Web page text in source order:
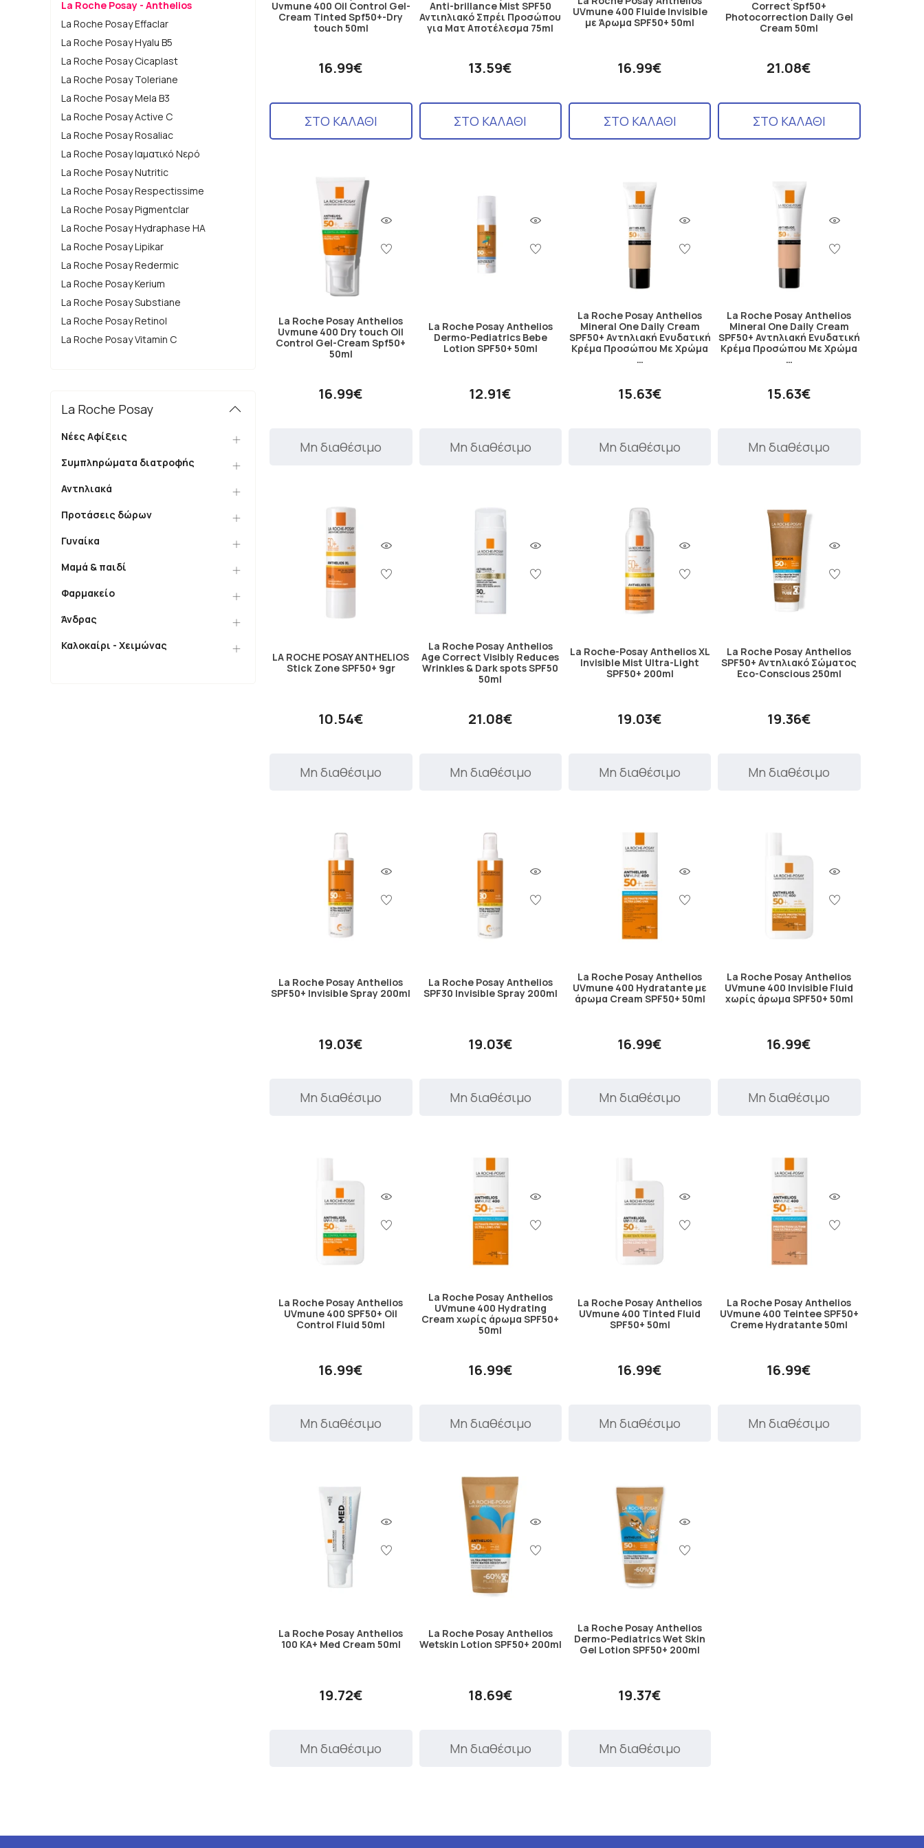
La Roche Posay - Anthelios
La Roche Posay Effaclar
La Roche Posay Hyalu B5
La Roche Posay Cicaplast
La Roche Posay Toleriane
La Roche Posay Mela B3
La Roche Posay Active C
La Roche Posay Rosaliac
La Roche Posay Ιαματικό Νερό
La Roche Posay Nutritic
La Roche Posay Respectissime
La Roche Posay Pigmentclar
La Roche Posay Hydraphase HA
La Roche Posay Lipikar
La Roche Posay Redermic
La Roche Posay Kerium
La Roche Posay Substiane
La Roche Posay Retinol
La Roche Posay Vitamin C
La Roche Posay
Νέες Αφίξεις
Συμπληρώματα διατροφής
Αντηλιακά
Προτάσεις δώρων
Γυναίκα
Μαμά & παιδί
Φαρμακείο
Άνδρας
Καλοκαίρι - Χειμώνας
Uvmune 400 Oil Control Gel-
Cream Tinted Spf50+-Dry
touch 50ml
16.99€
ΣΤΟ ΚΑΛΑΘΙ
Anti-brillance Mist SPF50
Αντιηλιακό Σπρέι Προσώπου
για Ματ Αποτέλεσμα 75ml
13.59€
ΣΤΟ ΚΑΛΑΘΙ
UVmune 400 Fluide Invisible
με Άρωμα SPF50+ 50ml
16.99€
ΣΤΟ ΚΑΛΑΘΙ
Correct Spf50+
Photocorrection Daily Gel
Cream 50ml
21.08€
ΣΤΟ ΚΑΛΑΘΙ
La Roche Posay Anthelios
Uvmune 400 Dry touch Oil
Control Gel-Cream Spf50+
50ml
16.99€
Μη διαθέσιμο
La Roche Posay Anthelios
Dermo-Pediatrics Bebe
Lotion SPF50+ 50ml
12.91€
Μη διαθέσιμο
La Roche Posay Anthelios
Mineral One Daily Cream
SPF50+ Αντηλιακή Ενυδατική
Κρέμα Προσώπου Με Χρώμα
…
15.63€
Μη διαθέσιμο
La Roche Posay Anthelios
Mineral One Daily Cream
SPF50+ Αντηλιακή Ενυδατική
Κρέμα Προσώπου Με Χρώμα
…
15.63€
Μη διαθέσιμο
LA ROCHE POSAY ANTHELIOS
Stick Zone SPF50+ 9gr
10.54€
Μη διαθέσιμο
La Roche Posay Anthelios
Age Correct Visibly Reduces
Wrinkles & Dark spots SPF50
50ml
21.08€
Μη διαθέσιμο
La Roche-Posay Anthelios XL
Invisible Mist Ultra-Light
SPF50+ 200ml
19.03€
Μη διαθέσιμο
La Roche Posay Anthelios
SPF50+ Αντηλιακό Σώματος
Eco-Conscious 250ml
19.36€
Μη διαθέσιμο
La Roche Posay Anthelios
SPF50+ Invisible Spray 200ml
19.03€
Μη διαθέσιμο
La Roche Posay Anthelios
SPF30 Invisible Spray 200ml
19.03€
Μη διαθέσιμο
La Roche Posay Anthelios
UVmune 400 Hydratante με
άρωμα Cream SPF50+ 50ml
16.99€
Μη διαθέσιμο
La Roche Posay Anthelios
UVmune 400 Invisible Fluid
χωρίς άρωμα SPF50+ 50ml
16.99€
Μη διαθέσιμο
La Roche Posay Anthelios
UVmune 400 SPF50+ Oil
Control Fluid 50ml
16.99€
Μη διαθέσιμο
La Roche Posay Anthelios
UVmune 400 Hydrating
Cream χωρίς άρωμα SPF50+
50ml
16.99€
Μη διαθέσιμο
La Roche Posay Anthelios
UVmune 400 Tinted Fluid
SPF50+ 50ml
16.99€
Μη διαθέσιμο
La Roche Posay Anthelios
UVmune 400 Teintee SPF50+
Creme Hydratante 50ml
16.99€
Μη διαθέσιμο
La Roche Posay Anthelios
100 KA+ Med Cream 50ml
19.72€
Μη διαθέσιμο
La Roche Posay Anthelios
Wetskin Lotion SPF50+ 200ml
18.69€
Μη διαθέσιμο
La Roche Posay Anthelios
Dermo-Pediatrics Wet Skin
Gel Lotion SPF50+ 200ml
19.37€
Μη διαθέσιμο